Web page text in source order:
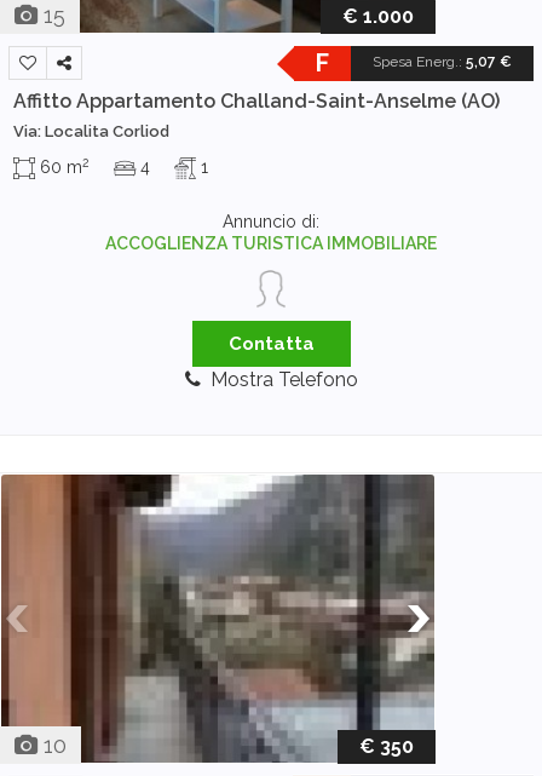
15 € 1.000
Spesa Energ.: 5,07 €
F
Affitto Appartamento Challand-Saint-Anselme (AO)
Via: Localita Corliod
60 m2 4 1
Annuncio di:
ACCOGLIENZA TURISTICA IMMOBILIARE
Contatta
Mostra Telefono
10 € 350